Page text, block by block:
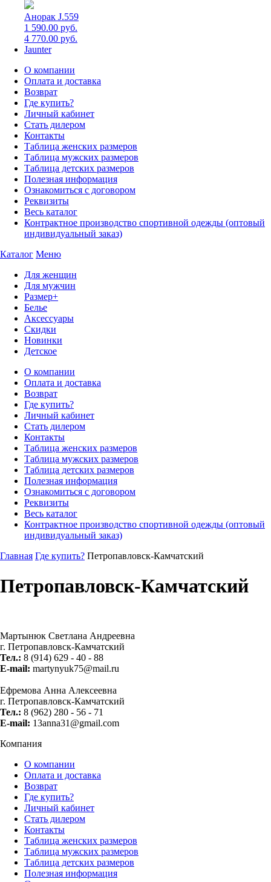
Анорак J.559
1 590.00 руб.
4 770.00 руб.
Jaunter
О компании
Оплата и доставка
Возврат
Где купить?
Личный кабинет
Стать дилером
Контакты
Таблица женских размеров
Таблица мужских размеров
Таблица детских размеров
Полезная информация
Ознакомиться с договором
Реквизиты
Весь каталог
Контрактное производство спортивной одежды (оптовый
индивидуальный заказ)
Каталог Меню
Для женщин
Для мужчин
Размер+
Белье
Аксессуары
Скидки
Новинки
Детское
О компании
Оплата и доставка
Возврат
Где купить?
Личный кабинет
Стать дилером
Контакты
Таблица женских размеров
Таблица мужских размеров
Таблица детских размеров
Полезная информация
Ознакомиться с договором
Реквизиты
Весь каталог
Контрактное производство спортивной одежды (оптовый
индивидуальный заказ)
Главная Где купить? Петропавловск-Камчатский
Петропавловск-Камчатский
Мартынюк Светлана Андреевна
г. Петропавловск-Камчатский
Тел.: 8 (914) 629 - 40 - 88
E-mail: martynyuk75@mail.ru
Ефремова Анна Алексеевна
г. Петропавловск-Камчатский
Тел.: 8 (962) 280 - 56 - 71
E-mail: 13anna31@gmail.com
Компания
О компании
Оплата и доставка
Возврат
Где купить?
Личный кабинет
Стать дилером
Контакты
Таблица женских размеров
Таблица мужских размеров
Таблица детских размеров
Полезная информация